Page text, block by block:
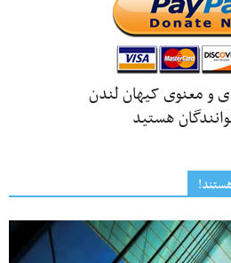
و معنوی کیهان لندن
هستید
هستند!